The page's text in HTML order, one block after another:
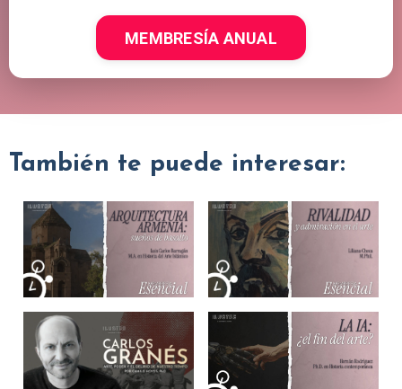
MEMBRESÍA ANUAL
También te puede interesar: